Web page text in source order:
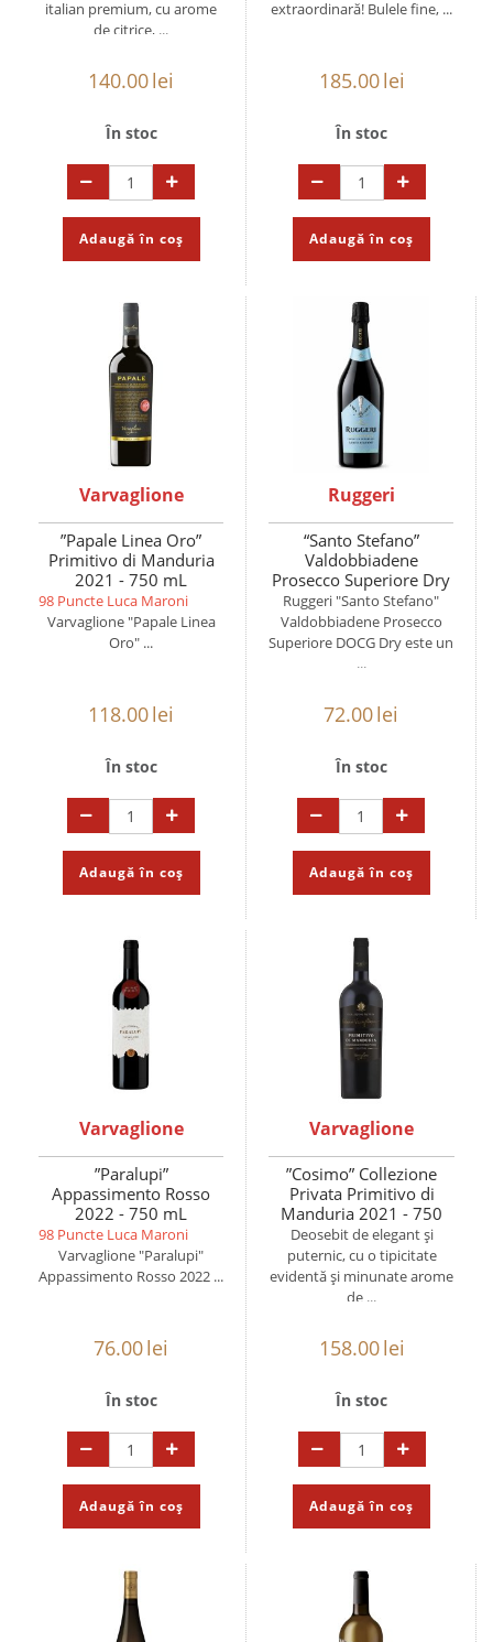
italian premium, cu arome
de citrice, ...
140.00lei
În stoc
Adaugă în coș
extraordinară! Bulele fine, ...
185.00lei
În stoc
Adaugă în coș
Varvaglione
”Papale Linea Oro”
Primitivo di Manduria
2021 - 750 mL
98 Puncte Luca Maroni
Varvaglione "Papale Linea
Oro" ...
118.00lei
În stoc
Adaugă în coș
Ruggeri
“Santo Stefano”
Valdobbiadene
Prosecco Superiore Dry
- 750 mL
Ruggeri "Santo Stefano"
Valdobbiadene Prosecco
Superiore DOCG Dry este un
...
72.00lei
În stoc
Adaugă în coș
Varvaglione
”Paralupi”
Appassimento Rosso
2022 - 750 mL
98 Puncte Luca Maroni
Varvaglione "Paralupi"
Appassimento Rosso 2022 ...
76.00lei
În stoc
Adaugă în coș
Varvaglione
”Cosimo” Collezione
Privata Primitivo di
Manduria 2021 - 750
mL
Deosebit de elegant și
puternic, cu o tipicitate
evidentă și minunate arome
de ...
158.00lei
În stoc
Adaugă în coș